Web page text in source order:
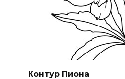
Контур Пиона